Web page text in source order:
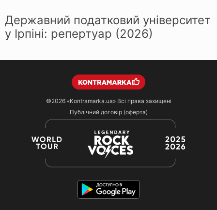
Державний податковий університет
у Ірпіні: репертуар (2026)
©2026 «Kontramarka.ua»Всі права захищені
Публічний договір (оферта)